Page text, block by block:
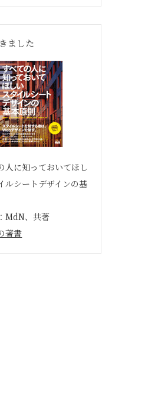
ました
人に知っておいてほし
ルシートデザインの基
MdN、共著
著書